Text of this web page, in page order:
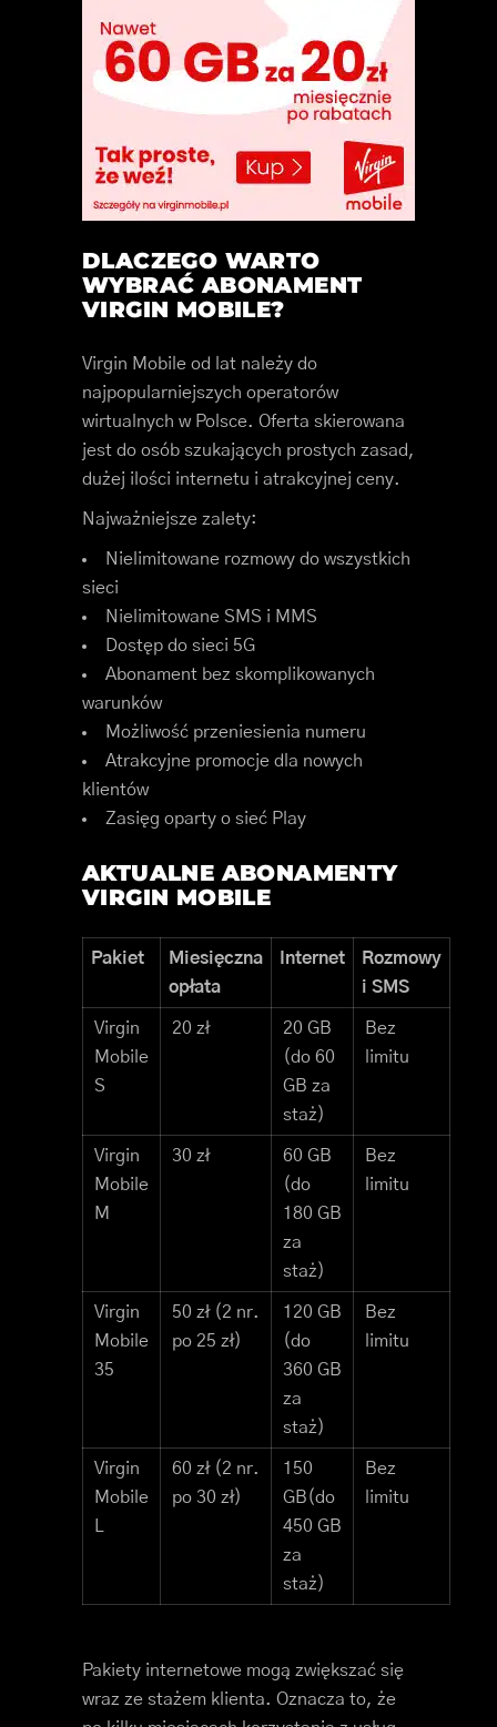
DLACZEGO WARTO
WYBRAĆ ABONAMENT
VIRGIN MOBILE?
Virgin Mobile od lat należy do
najpopularniejszych operatorów
wirtualnych w Polsce. Oferta skierowana
jest do osób szukających prostych zasad,
dużej ilości internetu i atrakcyjnej ceny.
Najważniejsze zalety:
Nielimitowane rozmowy do wszystkich
sieci
Nielimitowane SMS i MMS
Dostęp do sieci 5G
Abonament bez skomplikowanych
warunków
Możliwość przeniesienia numeru
Atrakcyjne promocje dla nowych
klientów
Zasięg oparty o sieć Play
AKTUALNE ABONAMENTY
VIRGIN MOBILE
Pakiet
Miesięczna
opłata
Internet
Rozmowy
i SMS
Virgin
Mobile
S
20 zł
20 GB
(do 60
GB za
staż)
Bez
limitu
Virgin
Mobile
M
30 zł
60 GB
(do
180 GB
za
staż)
Bez
limitu
Virgin
Mobile
35
50 zł (2 nr.
po 25 zł)
120 GB
(do
360 GB
za
staż)
Bez
limitu
Virgin
Mobile
60 zł (2 nr.
po 30 zł)
150
GB(do
450 GB
za
staż)
Bez
limitu
Pakiety internetowe mogą zwiększać się
wraz ze stażem klienta. Oznacza to, że